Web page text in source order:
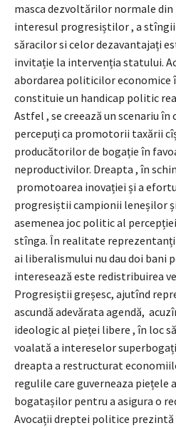
masca dezvoltărilor normale din
interesul progresiștilor , a
săracilor si celor dezavantajați
invitație la intervenția statului.
abordarea politicilor economice
constituie un handicap politic
Astfel , se creează un scenariu
percepuți ca promotorii taxării
producătorilor de bogație în
neproductivilor. Dreapta , în
promotoarea inovației și a
progresiștii campionii leneșilor
asemenea joc politic al
stînga. În realitate
ai liberalismului nu dau doi bani
interesează este redistribuirea
Progresiștii greșesc, ajutînd
ascundă adevărata agendă,
ideologic al pieței libere , în loc
voalată a intereselor
dreapta a restructurat
regulile care guverneaza piețele
bogatașilor pentru a asigura o
Avocații dreptei politice